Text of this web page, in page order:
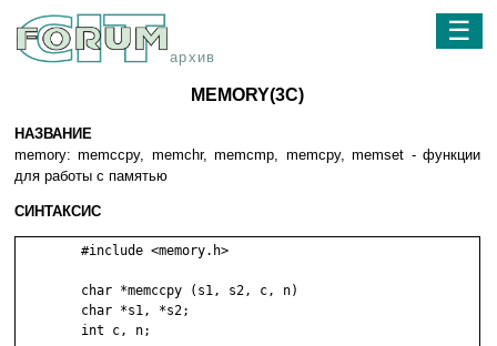
архив
☰
MEMORY(3C)
НАЗВАНИЕ
memory: memccpy, memchr, memcmp, memcpy, memset - функции
для работы с памятью
СИНТАКСИС